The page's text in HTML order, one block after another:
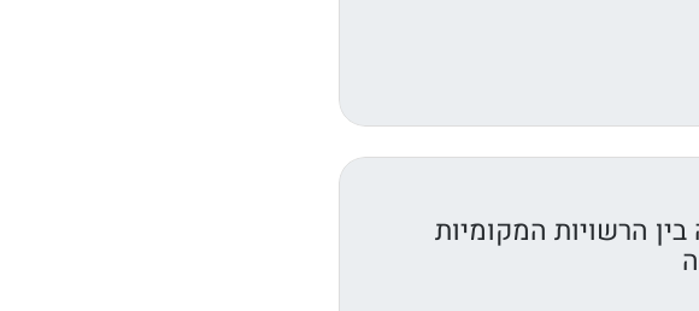
הרשויות המקומיות